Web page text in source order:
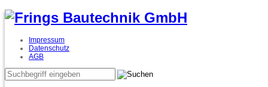
Impressum
Datenschutz
AGB